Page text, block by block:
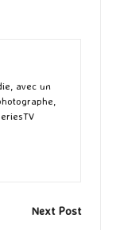
avec un
Next Post